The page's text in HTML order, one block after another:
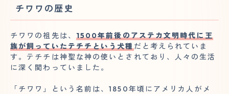
チワワの歴史
チワワの祖先は、 1500年前後のアステカ文明時代に王
族が飼っていたテチチという犬種 だと考えられていま
す。テチチは神聖な神の使いとされており、人々の生活
に深く関わっていました。
「チワワ」という名前は、1850年頃にアメリカ人がメ